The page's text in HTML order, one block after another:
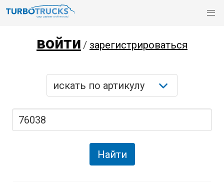
войти / зарегистрироваться